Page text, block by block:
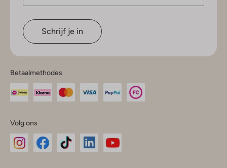
Schrijf je in
Betaalmethodes
Volg ons